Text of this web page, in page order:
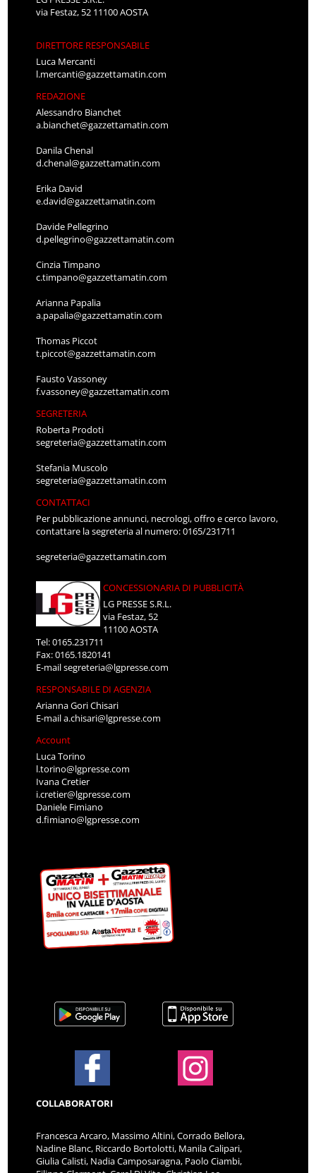
via Festaz, 52 11100 AOSTA
DIRETTORE RESPONSABILE
Luca Mercanti
l.mercanti@gazzettamatin.com
REDAZIONE
Alessandro Bianchet
a.bianchet@gazzettamatin.com
Danila Chenal
d.chenal@gazzettamatin.com
Erika David
e.david@gazzettamatin.com
Davide Pellegrino
d.pellegrino@gazzettamatin.com
Cinzia Timpano
c.timpano@gazzettamatin.com
Arianna Papalia
a.papalia@gazzettamatin.com
Thomas Piccot
t.piccot@gazzettamatin.com
Fausto Vassoney
f.vassoney@gazzettamatin.com
SEGRETERIA
Roberta Prodoti
segreteria@gazzettamatin.com
Stefania Muscolo
segreteria@gazzettamatin.com
CONTATTACI
Per pubblicazione annunci, necrologi, offro e cerco lavoro,
contattare la segreteria al numero: 0165/231711
segreteria@gazzettamatin.com
CONCESSIONARIA DI PUBBLICITÀ
LG PRESSE S.R.L.
via Festaz, 52
11100 AOSTA
Tel: 0165.231711
Fax: 0165.1820141
E-mailsegreteria@lgpresse.com
RESPONSABILE DI AGENZIA
Arianna Gori Chisari
E-maila.chisari@lgpresse.com
Account
Luca Torino
l.torino@lgpresse.com
Ivana Cretier
i.cretier@lgpresse.com
Daniele Fimiano
d.fimiano@lgpresse.com
COLLABORATORI
Francesca Arcaro, Massimo Altini, Corrado Bellora,
Nadine Blanc, Riccardo Bortolotti, Manila Calipari,
Giulia Calisti, Nadia Camposaragna, Paolo Ciambi,